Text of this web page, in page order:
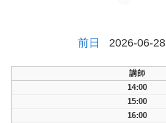
前日 2026-06-28
講師
14:00
15:00
16:00